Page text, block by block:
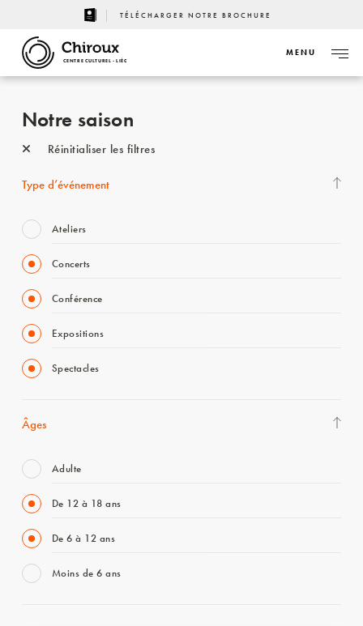
TÉLÉCHARGER NOTRE BROCHURE
CENTRE CULTUREL - LIÈGE
MENU
Notre saison
Réinitialiser les filtres
Type d’événement
Ateliers
Concerts
Conférence
Expositions
Spectacles
Âges
Adulte
De 12 à 18 ans
De 6 à 12 ans
Moins de 6 ans